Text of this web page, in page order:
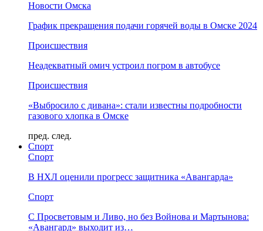
Новости Омска
График прекращения подачи горячей воды в Омске 2024
Происшествия
Неадекватный омич устроил погром в автобусе
Происшествия
«Выбросило с дивана»: стали известны подробности
газового хлопка в Омске
пред. след.
Спорт
Спорт
В НХЛ оценили прогресс защитника «Авангарда»
Спорт
С Просветовым и Ливо, но без Войнова и Мартынова:
«Авангард» выходит из…